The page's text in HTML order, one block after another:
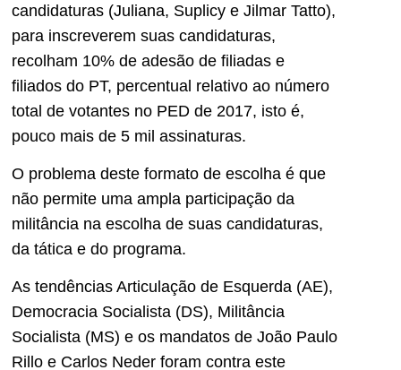
candidaturas (Juliana, Suplicy e Jilmar Tatto),
para inscreverem suas candidaturas,
recolham 10% de adesão de filiadas e
filiados do PT, percentual relativo ao número
total de votantes no PED de 2017, isto é,
pouco mais de 5 mil assinaturas.
O problema deste formato de escolha é que
não permite uma ampla participação da
militância na escolha de suas candidaturas,
da tática e do programa.
As tendências Articulação de Esquerda (AE),
Democracia Socialista (DS), Militância
Socialista (MS) e os mandatos de João Paulo
Rillo e Carlos Neder foram contra este